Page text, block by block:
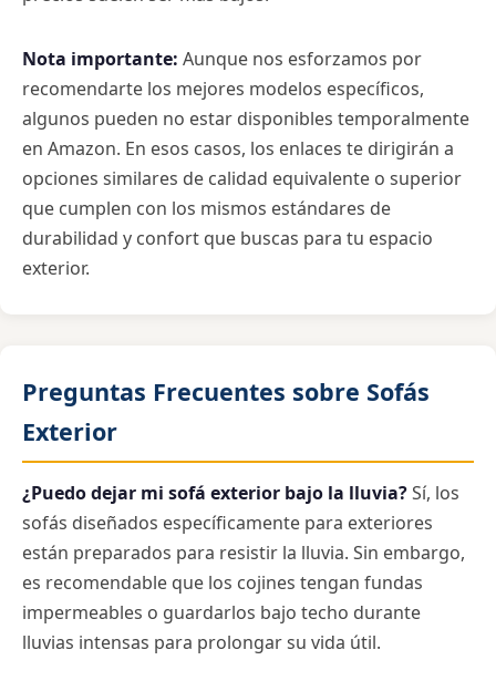
Nota importante: Aunque nos esforzamos por
recomendarte los mejores modelos específicos,
algunos pueden no estar disponibles temporalmente
en Amazon. En esos casos, los enlaces te dirigirán a
opciones similares de calidad equivalente o superior
que cumplen con los mismos estándares de
durabilidad y confort que buscas para tu espacio
exterior.
Preguntas Frecuentes sobre Sofás
Exterior
¿Puedo dejar mi sofá exterior bajo la lluvia?Sí, los
sofás diseñados específicamente para exteriores
están preparados para resistir la lluvia. Sin embargo,
es recomendable que los cojines tengan fundas
impermeables o guardarlos bajo techo durante
lluvias intensas para prolongar su vida útil.